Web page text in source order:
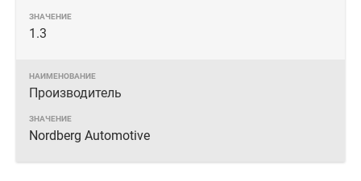
1.3
Производитель
Nordberg Automotive